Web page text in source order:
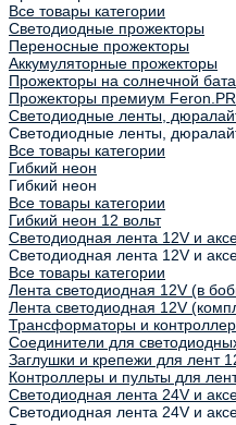
Все товары категории
Светодиодные прожекторы
Переносные прожекторы
Аккумуляторные прожекторы
Прожекторы на солнечной
Прожекторы премиум
Светодиодные ленты,
Светодиодные ленты,
Все товары категории
Гибкий неон
Гибкий неон
Все товары категории
Гибкий неон 12 вольт
Светодиодная лента 12V и
Светодиодная лента 12V и
Все товары категории
Лента светодиодная 12V (в
Лента светодиодная 12V
Трансформаторы и
Соединители для
Заглушки и крепежи для лент
Контроллеры и пульты для
Светодиодная лента 24V и
Светодиодная лента 24V и